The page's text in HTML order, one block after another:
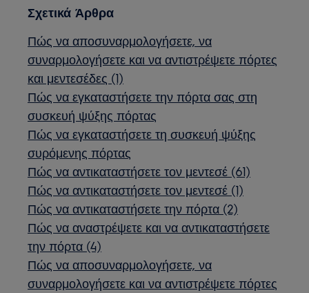
Σχετικά Άρθρα
Πώς να αποσυναρμολογήσετε, να
συναρμολογήσετε και να αντιστρέψετε πόρτες
και μεντεσέδες (1)
Πώς να εγκαταστήσετε την πόρτα σας στη
συσκευή ψύξης πόρτας
Πώς να εγκαταστήσετε τη συσκευή ψύξης
συρόμενης πόρτας
Πώς να αντικαταστήσετε τον μεντεσέ (61)
Πώς να αντικαταστήσετε τον μεντεσέ (1)
Πώς να αντικαταστήσετε την πόρτα (2)
Πώς να αναστρέψετε και να αντικαταστήσετε
την πόρτα (4)
Πώς να αποσυναρμολογήσετε, να
συναρμολογήσετε και να αντιστρέψετε πόρτες